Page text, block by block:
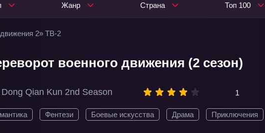
Жанр Страна Топ 100
2» ТВ-2
военного движения (2 сезон)
Qian Kun 2nd Season 1
Фентези Боевые искусства Драма Приключения